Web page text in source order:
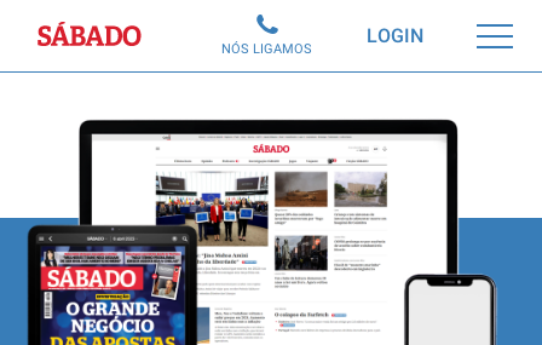
Sábado LOGIN
NÓS LIGAMOS